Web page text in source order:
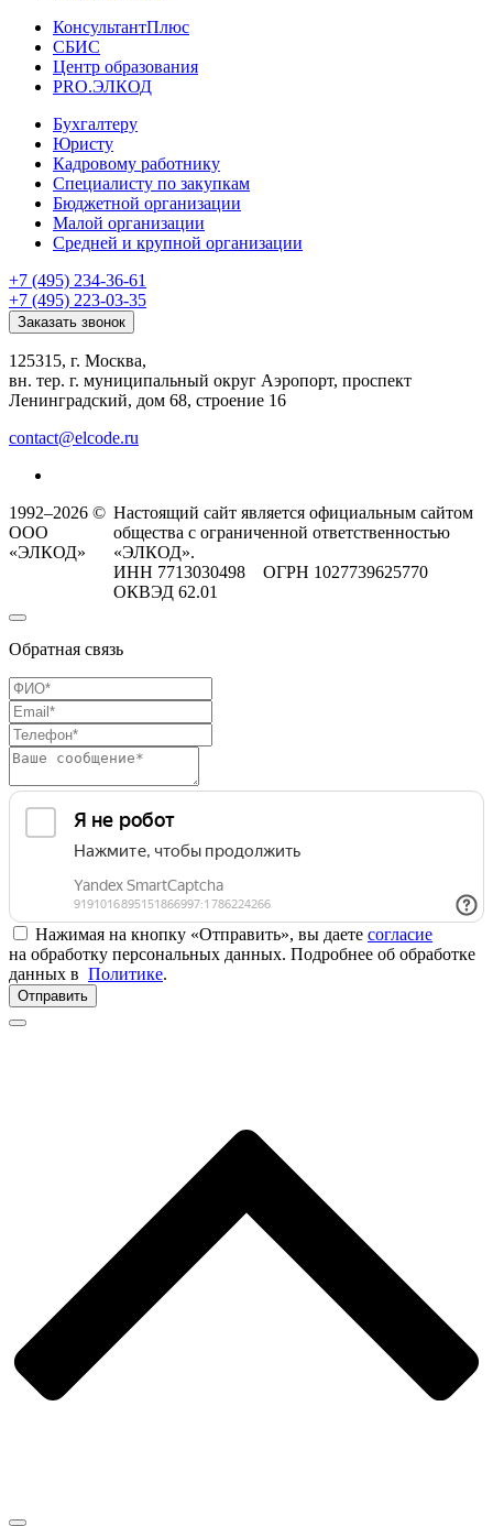
КонсультантПлюс
СБИС
Центр образования
PRO.ЭЛКОД
Бухгалтеру
Юристу
Кадровому работнику
Специалисту по закупкам
Бюджетной организации
Малой организации
Средней и крупной организации
+7 (495) 234-36-61
+7 (495) 223-03-35
Заказать звонок
125315, г. Москва,
вн. тер. г. муниципальный округ Аэропорт, проспект
Ленинградский, дом 68, строение 16
contact@elcode.ru
1992–2026 ©
ООО
«ЭЛКОД»
Настоящий сайт является официальным сайтом
общества с ограниченной ответственностью
«ЭЛКОД».
ИНН 7713030498 ОГРН 1027739625770
ОКВЭД 62.01
Обратная связь
Нажимая на кнопку «Отправить», вы даете согласие
на обработку персональных данных. Подробнее об обработке
данных в Политике.
Отправить